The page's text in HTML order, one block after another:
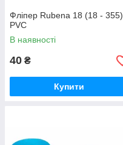
Фліпер Rubena 18 (18 - 355)
PVC
В наявності
40 ₴
Купити